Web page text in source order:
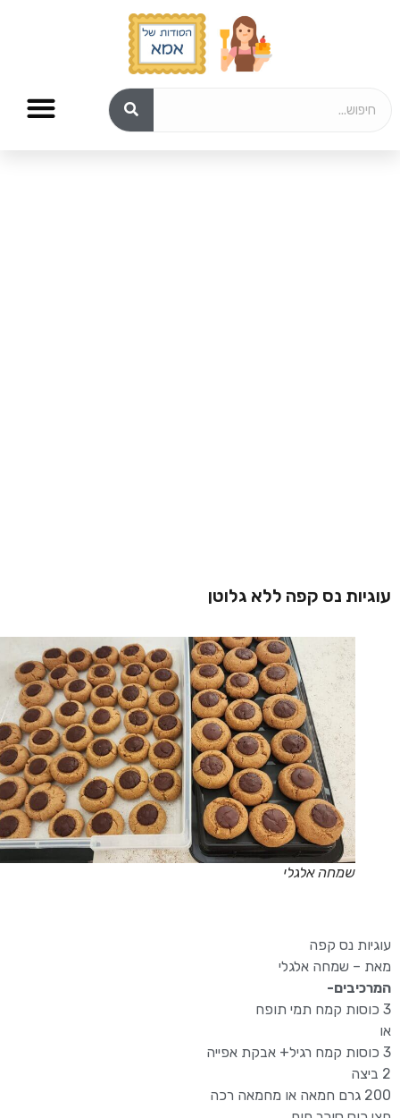
עוגיות נס קפה ללא גלוטן
שמחה אלגלי
עוגיות נס קפה
מאת – שמחה אלגלי
המרכיבים-
3 כוסות קמח תמי תופח
או
3 כוסות קמח רגיל+ אבקת אפייה
2 ביצה
200 גרם חמאה או מחמאה רכה